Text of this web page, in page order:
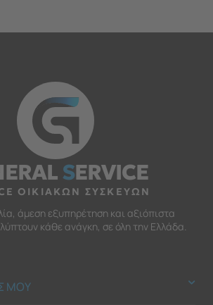
SERVICE
ΟΙΚΙΑΚΩΝ ΣΥΣΚΕΥΩΝ
άμεση εξυπηρέτηση και αξιόπιστα
κάθε ανάγκη, σε όλη την Ελλάδα.
ΜΟΥ